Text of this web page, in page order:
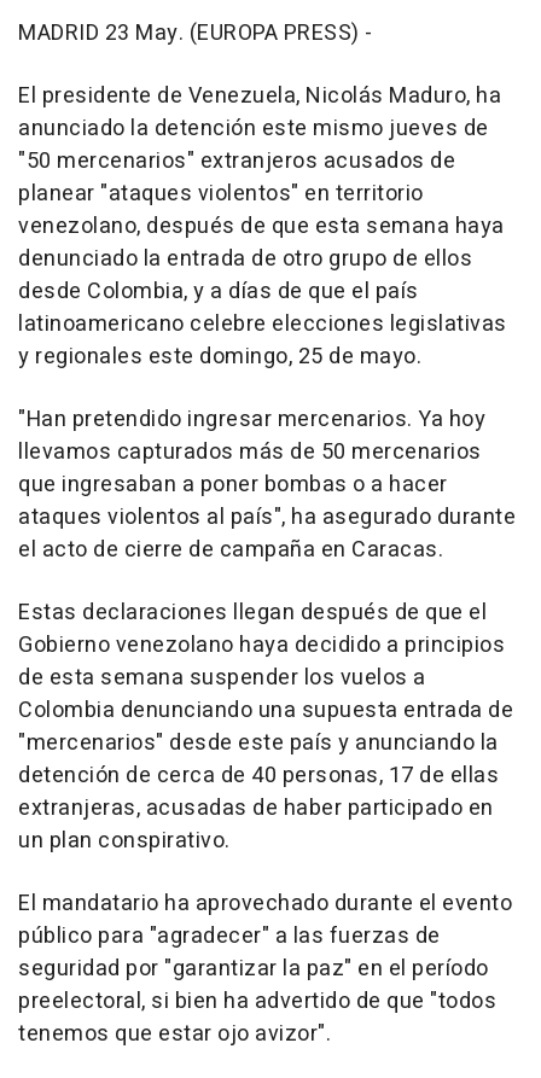
MADRID 23 May. (EUROPA PRESS) -
El presidente de Venezuela, Nicolás Maduro, ha
anunciado la detención este mismo jueves de
"50 mercenarios" extranjeros acusados de
planear "ataques violentos" en territorio
venezolano, después de que esta semana haya
denunciado la entrada de otro grupo de ellos
desde Colombia, y a días de que el país
latinoamericano celebre elecciones legislativas
y regionales este domingo, 25 de mayo.
"Han pretendido ingresar mercenarios. Ya hoy
llevamos capturados más de 50 mercenarios
que ingresaban a poner bombas o a hacer
ataques violentos al país", ha asegurado durante
el acto de cierre de campaña en Caracas.
Estas declaraciones llegan después de que el
Gobierno venezolano haya decidido a principios
de esta semana suspender los vuelos a
Colombia denunciando una supuesta entrada de
"mercenarios" desde este país y anunciando la
detención de cerca de 40 personas, 17 de ellas
extranjeras, acusadas de haber participado en
un plan conspirativo.
El mandatario ha aprovechado durante el evento
público para "agradecer" a las fuerzas de
seguridad por "garantizar la paz" en el período
preelectoral, si bien ha advertido de que "todos
tenemos que estar ojo avizor".